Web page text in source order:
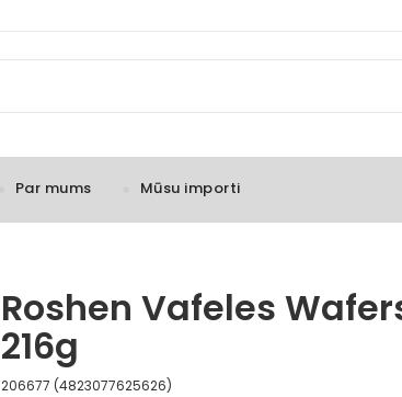
Par mums Mūsu importi
Roshen Vafeles
216g
206677 (4823077625626)